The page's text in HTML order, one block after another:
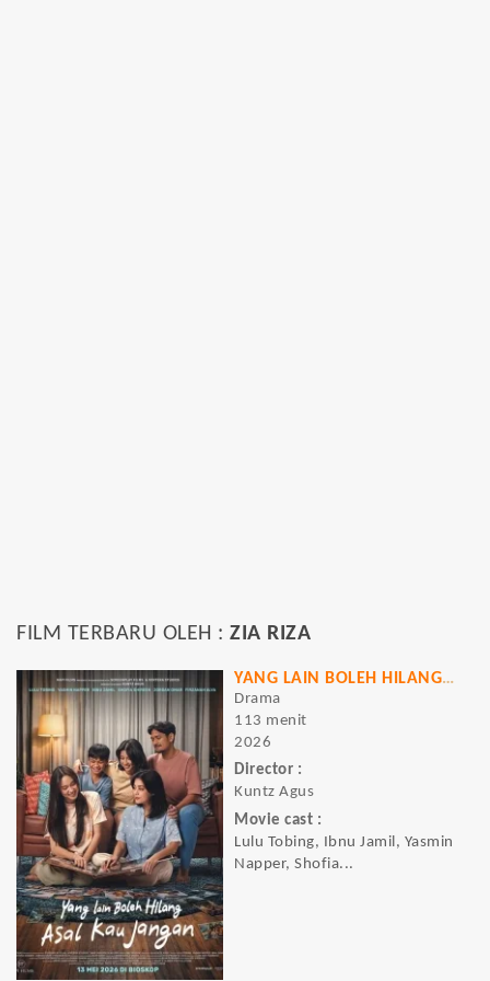
FILM TERBARU OLEH : ZIA RIZA
YANG LAIN BOLEH HILANG ASAL KAU JANGAN
Drama
113 menit
2026
Director :
Kuntz Agus
Movie cast :
Lulu Tobing, Ibnu Jamil, Yasmin
Napper, Shofia...